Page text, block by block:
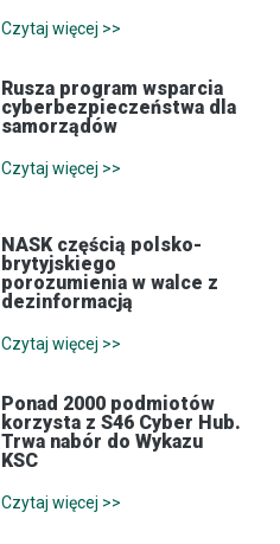
Czytaj więcej >>
Rusza program wsparcia
cyberbezpieczeństwa dla
samorządów
Czytaj więcej >>
NASK częścią polsko-
brytyjskiego
porozumienia w walce z
dezinformacją
Czytaj więcej >>
Ponad 2000 podmiotów
korzysta z S46 Cyber Hub.
Trwa nabór do Wykazu
KSC
Czytaj więcej >>